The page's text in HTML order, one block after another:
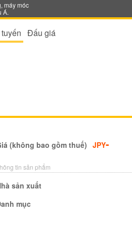
máy móc
Á.
Đấu giá
(không bao gồm thuế) JPY-
tin sản phẩm
sản xuất
mục